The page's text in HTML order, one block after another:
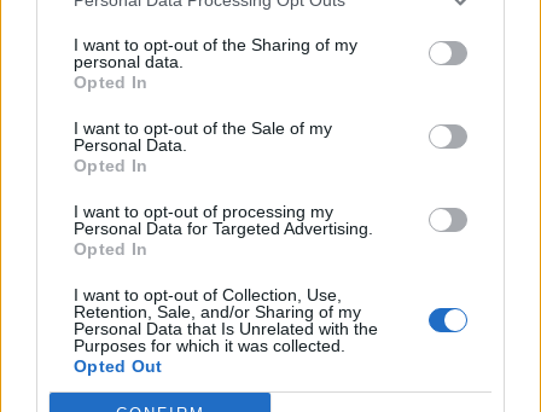
I want to opt-out of the Sharing of my
personal data.
Opted In
I want to opt-out of the Sale of my
Personal Data.
Opted In
I want to opt-out of processing my
Personal Data for Targeted Advertising.
Opted In
I want to opt-out of Collection, Use,
Retention, Sale, and/or Sharing of my
Personal Data that Is Unrelated with the
Purposes for which it was collected.
Opted Out
Καλημέρα»:
«Φοβηθήκαμε πάρα
πολύ»
Πόπη Τσαπανίδου
MEDIA
Ο ενοχλημένος
παρουσιαστής που
δεν εκπροσώπησε το
κανάλι του στο
To backstage βίντεο
του Μητσοτάκη για
το debate: «Ντιμπέι